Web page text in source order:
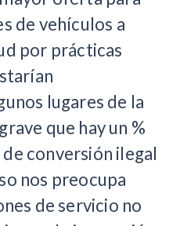
de vehículos a
por prácticas
lugares de la
que hay un %
conversión ilegal
nos preocupa
de servicio no